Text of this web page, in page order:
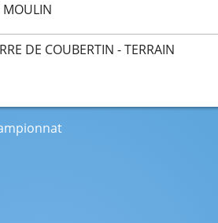
MOULIN
DE COUBERTIN - TERRAIN